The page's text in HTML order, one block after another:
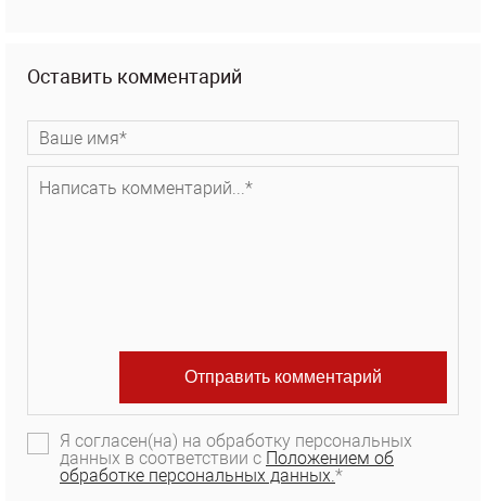
Оставить комментарий
Я согласен(на) на обработку персональных
данных в соответствии с Положением об
обработке персональных данных.*